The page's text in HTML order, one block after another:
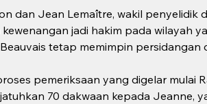
dan Jean Lemaître, wakil penyelidik
jadi hakim pada wilayah
tetap memimpin persidangan
pemeriksaan yang digelar mulai
70 dakwaan kepada Jeanne,